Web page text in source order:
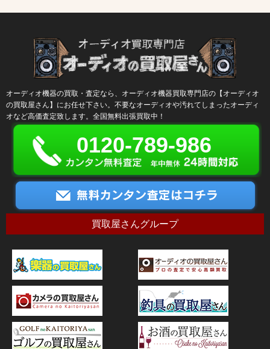
オーディオ機器の買取・査定なら、オーディオ機器買取専門店の【オーディオ
の買取屋さん】にお任せ下さい。不要なオーディオや汚れてしまったオーディ
オなど高価査定致します。全国無料出張買取中！
0120-789-986
買取屋さんグループ